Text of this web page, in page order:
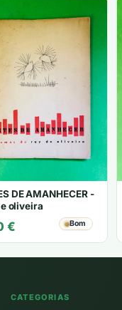
DE AMANHECER -
oliveira
€ Bom
CATEGORIAS